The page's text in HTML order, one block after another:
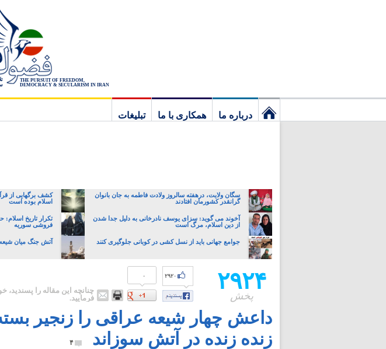
THE PURSUIT OF FREEDOM,
DEMOCRACY & SECULARISM IN IRAN
درباره ما همکاری با ما
تبلیغات
سگان ولایت، درهفته سالروز ولادت فاطمه به جان بانوان
گرانقدر کشورمان افتادند
کشف برگهایی از
اسلام بوده است
آخوند می گوید: سزای یوسف نادرخانی به دلیل جدا شدن
از دین اسلام، مرگ است
تکرار تاریخ اسلام:
فروشی سوریه
جوامع جهانی باید از نسل کشی در کوبانی جلوگیری کنند آتش جنگ میان
۲۹۲۴
پخش
۰ ۲۹۲۰
چنانچه این مقاله را
فرمایید.
داعش چهار شیعه عراقی را زنجیر
زنده زنده در آتش سوزاند
۴